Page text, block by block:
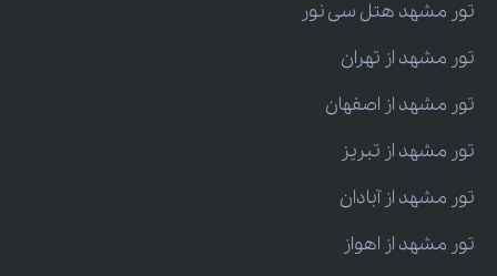
تور مشهد هتل سی نور
تور مشهد از تهران
تور مشهد از اصفهان
تور مشهد از تبریز
تور مشهد از آبادان
تور مشهد از اهواز